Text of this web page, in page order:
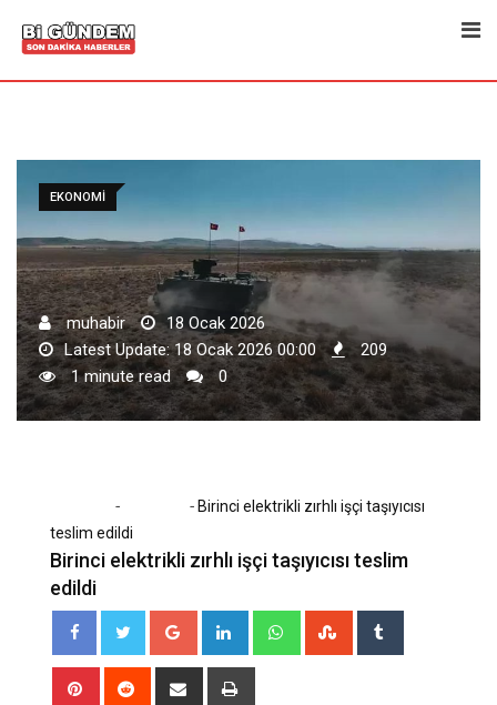
EKONOMI
muhabir
18 Ocak 2026
Latest Update: 18 Ocak 2026 00:00
209
1 minute read
0
- - Birinci elektrikli zırhlı işçi taşıyıcısı
teslim edildi
Birinci elektrikli zırhlı işçi taşıyıcısı teslim
edildi
Google+ LinkedIn WhatsappStumbleUpon
Pinterest Reddit
Share